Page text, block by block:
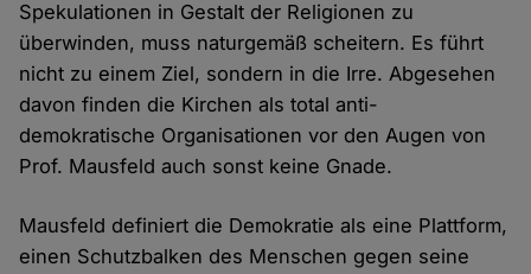
Spekulationen in Gestalt der Religionen zu
überwinden, muss naturgemäß scheitern. Es führt
nicht zu einem Ziel, sondern in die Irre. Abgesehen
davon finden die Kirchen als total anti-
demokratische Organisationen vor den Augen von
Prof. Mausfeld auch sonst keine Gnade.
Mausfeld definiert die Demokratie als eine Plattform,
einen Schutzbalken des Menschen gegen seine